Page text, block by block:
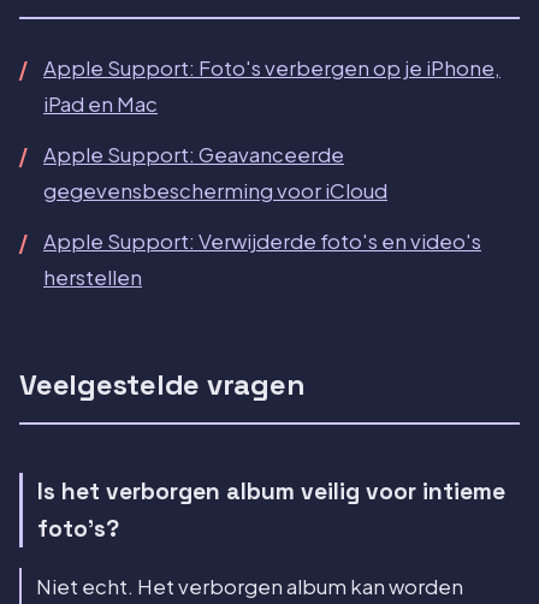
Apple Support: Foto's verbergen op je iPhone,
iPad en Mac
Apple Support: Geavanceerde
gegevensbescherming voor iCloud
Apple Support: Verwijderde foto's en video's
herstellen
Veelgestelde vragen
Is het verborgen album veilig voor intieme
foto's?
Niet echt. Het verborgen album kan worden